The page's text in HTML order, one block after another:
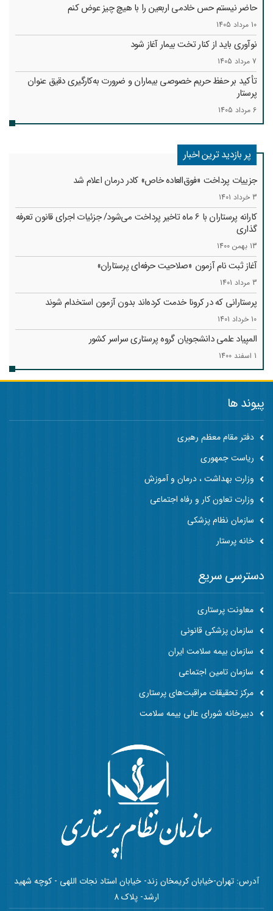
حاضر نیستم حس خادمی اربعین را با هیچ چیز عوض کنم
10 مرداد 1405
نوآوری باید از کنار تخت بیمار آغاز شود
7 مرداد 1405
تأکید بر حفظ حریم خصوصی بیماران و ضرورت به‌کارگیری دقیق عنوان
پرستار
6 مرداد 1405
پر بازدید ترین اخبار
جزییات پرداخت «فوق‌العاده خاص» کادر درمان اعلام شد
3 خرداد 1401
کارانه‌ پرستاران با 6 ماه تاخیر پرداخت می‌شود/ جزئیات اجرای قانون تعرفه
گذاری
13 بهمن 1400
آغاز ثبت نام آزمون «صلاحیت حرفه‌ای پرستاران»
3 مرداد 1401
پرستارانی که در کرونا خدمت کرد‌ه‌اند بدون آزمون استخدام شوند
10 خرداد 1401
المپیاد علمی دانشجویان گروه پرستاری سراسر کشور
1 اسفند 1400
پیوند ها
دفتر مقام معظم رهبری
ریاست جمهوری
وزارت بهداشت ، درمان و آموزش
وزارت تعاون کار و رفاه اجتماعی
سازمان نظام پزشکی
خانه پرستار
آدرس: تهران-خیابان کریمخان زند- خیابان استاد نجات اللهی - کوچه شهید
ارشد- پلاک 8
دسترسی سریع
معاونت پرستاری
سازمان پزشکی قانونی
سازمان بیمه سلامت ایران
سازمان تامین اجتماعی
مرکز تحقیقات مراقبت‌های پرستاری
دبیرخانه شورای عالی بیمه سلامت